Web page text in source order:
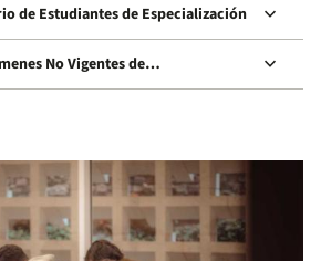
de Estudiantes de Especialización keyboard_arrow_down
No Vigentes de
keyboard_arrow_down